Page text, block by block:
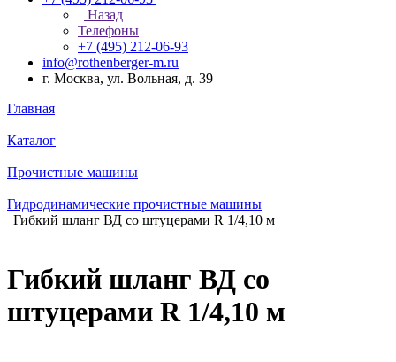
Назад
Телефоны
+7 (495) 212-06-93
info@rothenberger-m.ru
г. Москва, ул. Вольная, д. 39
Главная
Каталог
Прочистные машины
Гидродинамические прочистные машины
Гибкий шланг ВД со штуцерами R 1/4,10 м
Гибкий шланг ВД со
штуцерами R 1/4,10 м